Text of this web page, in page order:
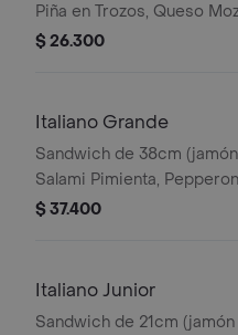
Piña en Trozos, Queso
Mayonesa).
$ 26.300
Italiano Grande
Sandwich de 38cm
Salami Pimienta,
Queso Parmesano, Queso
$ 37.400
Italiano Junior
Sandwich de 21cm